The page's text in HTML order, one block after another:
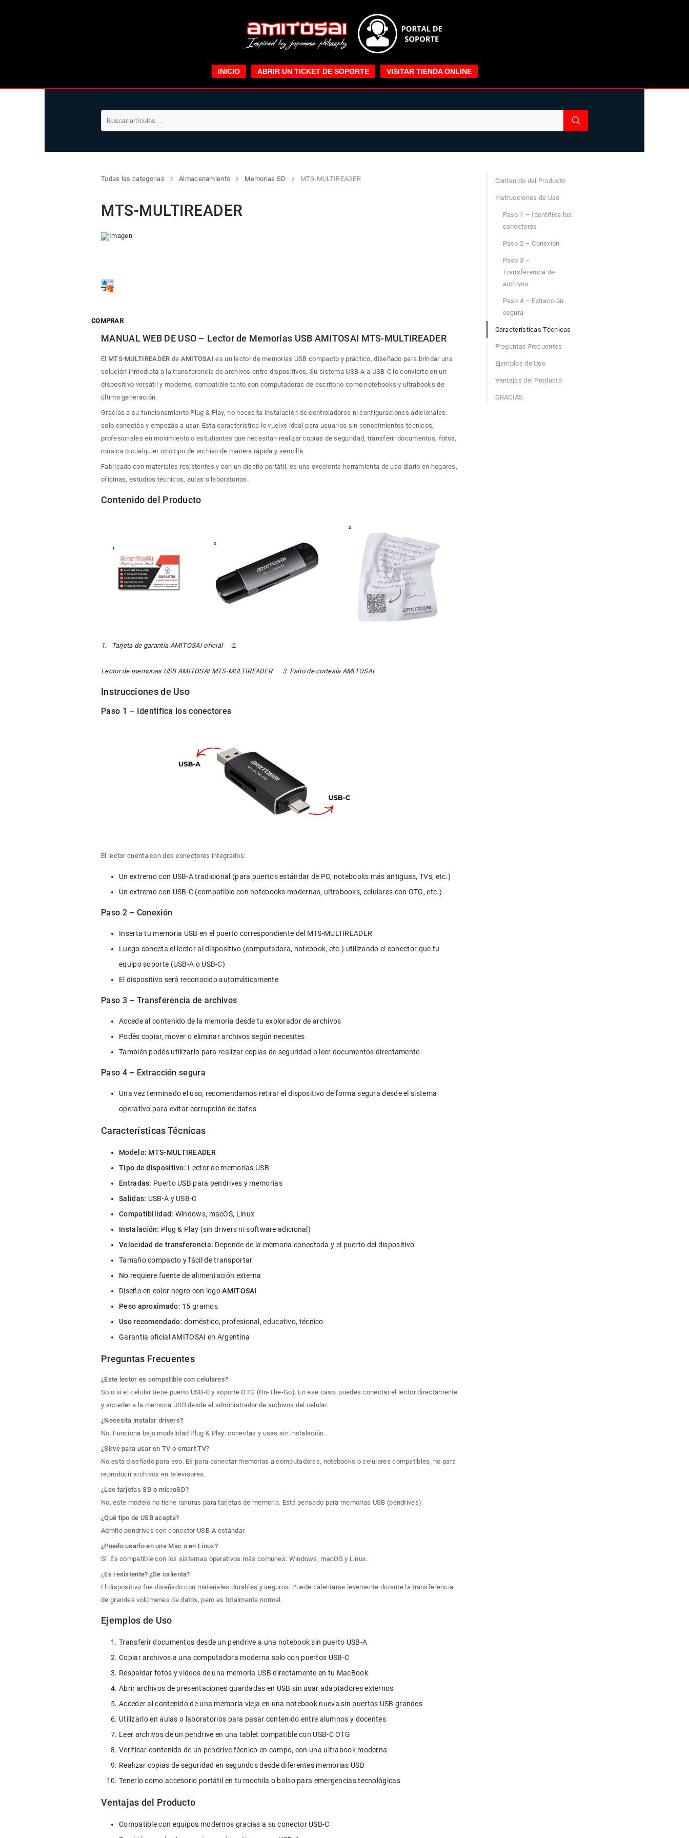
INICIO ABRIR UN TICKET DE SOPORTE VISITAR TIENDA ONLINE
Todas las categorias Almacenamiento Memorias SD MTS-MULTIREADER
MTS-MULTIREADER
COMPRAR
MANUAL WEB DE USO – Lector de Memorias USB AMITOSAI MTS-MULTIREADER
El MTS-MULTIREADER de AMITOSAI es un lector de memorias USB compacto y práctico, diseñado para brindar una
solución inmediata a la transferencia de archivos entre dispositivos. Su sistema USB-A a USB-C lo convierte en un
dispositivo versátil y moderno, compatible tanto con computadoras de escritorio como notebooks y ultrabooks de
última generación.
Gracias a su funcionamiento Plug & Play, no necesita instalación de controladores ni configuraciones adicionales:
solo conectás y empezás a usar. Esta característica lo vuelve ideal para usuarios sin conocimientos técnicos,
profesionales en movimiento o estudiantes que necesitan realizar copias de seguridad, transferir documentos, fotos,
música o cualquier otro tipo de archivo de manera rápida y sencilla.
Fabricado con materiales resistentes y con un diseño portátil, es una excelente herramienta de uso diario en hogares,
oficinas, estudios técnicos, aulas o laboratorios.
Contenido del Producto
1.   Tarjeta de garantía AMITOSAI oficial     2.
Lector de memorias USB AMITOSAI MTS-MULTIREADER      3. Paño de cortesía AMITOSAI
Instrucciones de Uso
Paso 1 – Identifica los conectores
El lector cuenta con dos conectores integrados:
Un extremo con USB-A tradicional (para puertos estándar de PC, notebooks más antiguas, TVs, etc.)
Un extremo con USB-C (compatible con notebooks modernas, ultrabooks, celulares con OTG, etc.)
Paso 2 – Conexión
Inserta tu memoria USB en el puerto correspondiente del MTS-MULTIREADER
Luego conecta el lector al dispositivo (computadora, notebook, etc.) utilizando el conector que tu
equipo soporte (USB-A o USB-C)
El dispositivo será reconocido automáticamente
Paso 3 – Transferencia de archivos
Accede al contenido de la memoria desde tu explorador de archivos
Podés copiar, mover o eliminar archivos según necesites
También podés utilizarlo para realizar copias de seguridad o leer documentos directamente
Paso 4 – Extracción segura
Una vez terminado el uso, recomendamos retirar el dispositivo de forma segura desde el sistema
operativo para evitar corrupción de datos
Características Técnicas
Modelo: MTS-MULTIREADER
Tipo de dispositivo: Lector de memorias USB
Entradas: Puerto USB para pendrives y memorias
Salidas: USB-A y USB-C
Compatibilidad: Windows, macOS, Linux
Instalación: Plug & Play (sin drivers ni software adicional)
Velocidad de transferencia: Depende de la memoria conectada y el puerto del dispositivo
Tamaño compacto y fácil de transportar
No requiere fuente de alimentación externa
Diseño en color negro con logo AMITOSAI
Peso aproximado: 15 gramos
Uso recomendado: doméstico, profesional, educativo, técnico
Garantía oficial AMITOSAI en Argentina
Preguntas Frecuentes
¿Este lector es compatible con celulares?
Solo si el celular tiene puerto USB-C y soporte OTG (On-The-Go). En ese caso, puedes conectar el lector directamente
y acceder a la memoria USB desde el administrador de archivos del celular.
¿Necesita instalar drivers?
No. Funciona bajo modalidad Plug & Play: conectas y usas sin instalación.
¿Sirve para usar en TV o smart TV?
No está diseñado para eso. Es para conectar memorias a computadoras, notebooks o celulares compatibles, no para
reproducir archivos en televisores.
¿Lee tarjetas SD o microSD?
No, este modelo no tiene ranuras para tarjetas de memoria. Está pensado para memorias USB (pendrives).
¿Qué tipo de USB acepta?
Admite pendrives con conector USB-A estándar.
¿Puedo usarlo en una Mac o en Linux?
Sí. Es compatible con los sistemas operativos más comunes: Windows, macOS y Linux.
¿ Es resistente? ¿Se calienta?
El dispositivo fue diseñado con materiales durables y seguros. Puede calentarse levemente durante la transferencia
de grandes volúmenes de datos, pero es totalmente normal.
Ejemplos de Uso
Tenerlo como accesorio portátil en tu mochila o bolso para emergencias tecnológicas
Ventajas del Producto
Compatible con equipos modernos gracias a su conector USB-C
Contenido del Producto
Instrucciones de Uso
Paso 1 – Identifica los
conectores
Paso 2 – Conexión
Paso 3 –
Transferencia de
archivos
Paso 4 – Extracción
segura
Características Técnicas
Preguntas Frecuentes
Ejemplos de Uso
Ventajas del Producto
GRACIAS